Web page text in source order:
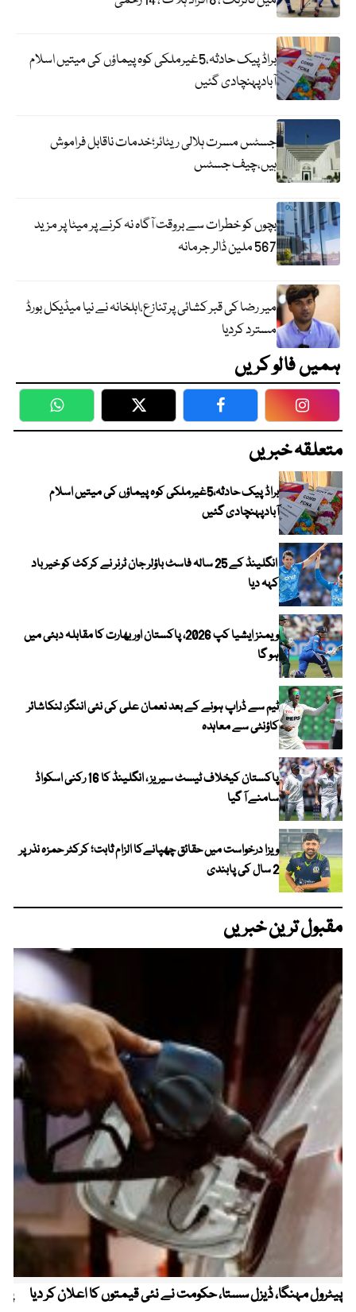
براڈ پیک حادثہ،5غیرملکی کوہ پیماؤں کی میتیں اسلام
آبادپہنچادی گئیں
جسٹس مسرت ہلالی ریٹائر؛خدمات ناقابل فراموش
ہیں،چیف جسٹس
بچوں کو خطرات سے بروقت آگاہ نہ کرنے پر میٹا پر مزید
567 ملین ڈالر جرمانہ
میر رضا کی قبر کشائی پر تنازع،اہلخانہ نے نیا میڈیکل بورڈ
مسترد کردیا
ہمیں فالو کریں
WhatsApp Twitter Facebook
متعلقہ خبریں
براڈ پیک حادثہ،5غیرملکی کوہ پیماؤں کی میتیں اسلام
آبادپہنچادی گئیں
انگلینڈ کے 25 سالہ فاسٹ باؤلر جان ٹرنر نے کرکٹ کو خیر باد
کہہ دیا
ویمنز ایشیا کپ 2026، پاکستان اور بھارت کا مقابلہ دبئی میں
ہو گا
ٹیم سے ڈراپ ہونے کے بعد نعمان علی کی نئی اننگز، لنکاشائر
کاؤنٹی سے معاہدہ
پاکستان کیخلاف ٹیسٹ سیریز ، انگلینڈ کا 16 رکنی اسکواڈ
سامنے آ گیا
ویزا درخواست میں حقائق چھپانےکا الزام ثابت؛ کرکٹر حمزہ نذر پر
2 سال کی پابندی
مقبول ترین خبریں
پیٹرول مہنگا، ڈیزل سستا، حکومت نے نئی قیمتوں کا اعلان کر دیا